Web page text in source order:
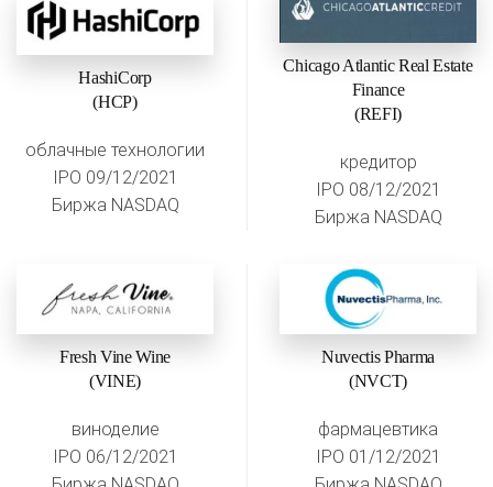
HashiCorp
(HCP)
облачные технологии
IPO 09/12/2021
Биржа NASDAQ
Chicago Atlantic Real Estate
Finance
(REFI)
кредитор
IPO 08/12/2021
Биржа NASDAQ
Fresh Vine Wine
(VINE)
виноделие
IPO 06/12/2021
Nuvectis Pharma
(NVCT)
фармацевтика
IPO 01/12/2021